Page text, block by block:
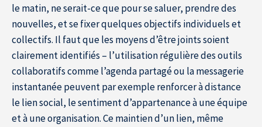
le matin, ne serait-ce que pour se saluer, prendre des
nouvelles, et se fixer quelques objectifs individuels et
collectifs. Il faut que les moyens d’être joints soient
clairement identifiés – l’utilisation régulière des outils
collaboratifs comme l’agenda partagé ou la messagerie
instantanée peuvent par exemple renforcer à distance
le lien social, le sentiment d’appartenance à une équipe
et à une organisation. Ce maintien d’un lien, même